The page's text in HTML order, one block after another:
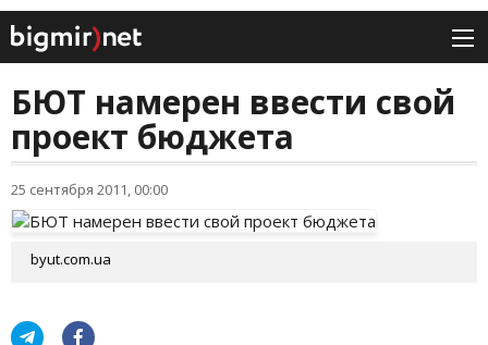
БЮТ намерен ввести свой
проект бюджета
25 сентября 2011, 00:00
byut.com.ua